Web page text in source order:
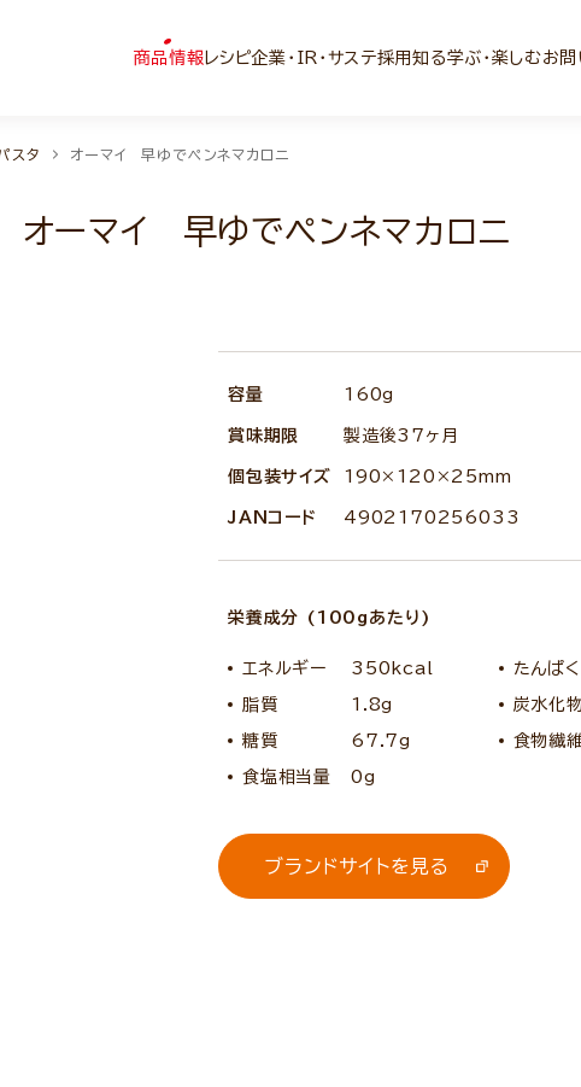
商品情報 レシピ企業・IR・サステ採用知る学ぶ・楽しむお
スタ オーマイ 早ゆでペンネマカロニ
オーマイ 早ゆでペンネマカロニ
容量 160g
賞味期限 製造後37ヶ月
個包装サイズ 190×120×25mm
JANコード 4902170256033
栄養成分 (100gあたり)
エネルギー 350kcal たんぱ
脂質 1.8g 炭水化物
糖質 67.7g 食物繊
食塩相当量 0g
ブランドサイトを見る